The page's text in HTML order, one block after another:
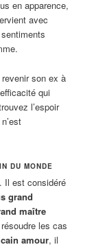
en apparence,
avec
son ex à
qui
l’espoir
DU MONDE
Il est considéré
grand
maître
les cas
amour, il